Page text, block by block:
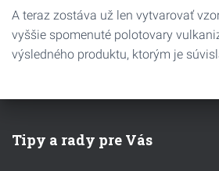
A teraz zostáva už len vytvarovať
vyššie spomenuté polotovary
výsledného produktu, ktorým je
Tipy a rady pre Vás